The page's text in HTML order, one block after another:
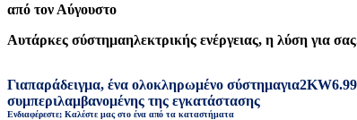
από τον Αύγουστο
Αυτάρκες σύστημαηλεκτρικής ενέργειας, η λύση για σας
Γιαπαράδειγμα, ένα ολοκληρωμένο σύστημαγια2KW
συμπεριλαμβανομένης της εγκατάστασης
Ενδιαφέρεστε; Καλέστε μας στο ένα από τα καταστήματα